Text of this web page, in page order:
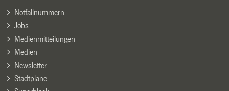
Notfallnummern
Jobs
Medienmitteilungen
Medien
Newsletter
Stadtpläne